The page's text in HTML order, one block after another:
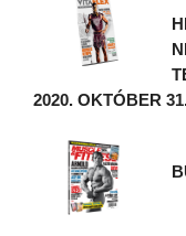
2020. OKTÓBER